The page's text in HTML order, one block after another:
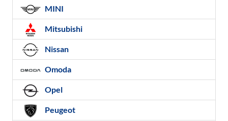
MINI
Mitsubishi
Nissan
Omoda
Opel
Peugeot